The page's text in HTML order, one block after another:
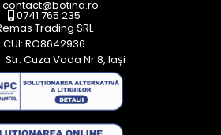
contact@botina.ro
0741 765 235
Trading SRL
CUI: RO8642936
Str. Cuza Voda Nr.8, Iași